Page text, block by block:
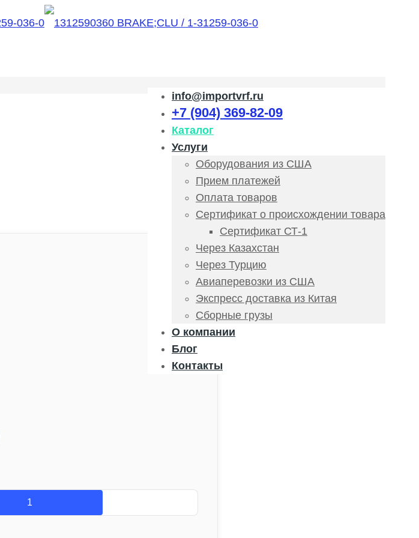
info@importvrf.ru
+7 (904) 369-82-09
Каталог
Услуги
Оборудования из США
Прием платежей
Оплата товаров
Сертификат о происхождении товара
Сертификат СТ-1
Через Казахстан
Через Турцию
Авиаперевозки из США
Экспресс доставка из Китая
Сборные грузы
О компании
Блог
Контакты